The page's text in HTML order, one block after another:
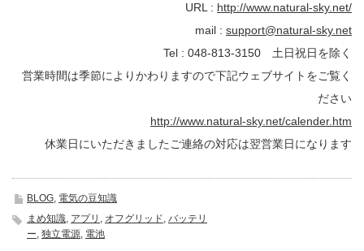
URL : http://www.natural-sky.net/
mail : support@natural-sky.net
Tel : 048-813-3150 土日祝日を除く
営業時間は季節によりかわりますので下記ウェブサイトをご覧く
ださい
http://www.natural-sky.net/calender.htm
休業日にいただきましたご連絡の対応は翌営業日になります
BLOG, 電気の豆知識
まめ知識, アプリ , オフグリッド, バッテリ
ー, 独立電源, 電池